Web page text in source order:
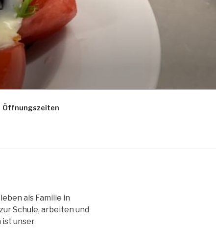
Öffnungszeiten
als Familie in
Schule, arbeiten und
ist unser